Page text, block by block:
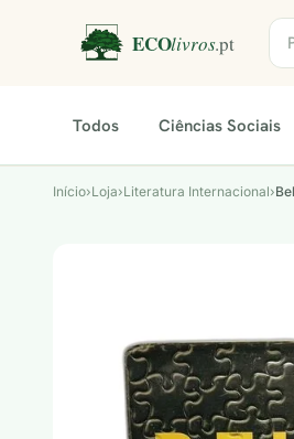
Todos Ciências Sociais
Início›Loja›Literatura Internacional›